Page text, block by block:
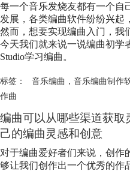
每一个音乐发烧友都有一个自
发展，各类编曲软件纷纷兴起
然而，想要实现编曲入门，我
今天我们就来说一说编曲初学
Studio学习编曲。
标签： 音乐编曲 ， 音乐编曲制作
作曲
编曲可以从哪些渠道获取
己的编曲灵感和创意
对于编曲爱好者们来说，创作
够让我们创作出一个优秀的作